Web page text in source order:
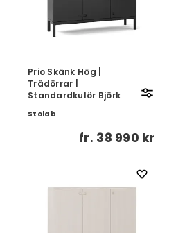
Prio Skänk Hög |
Trädörrar |
Standardkulör Björk
Stolab
fr. 38 990 kr